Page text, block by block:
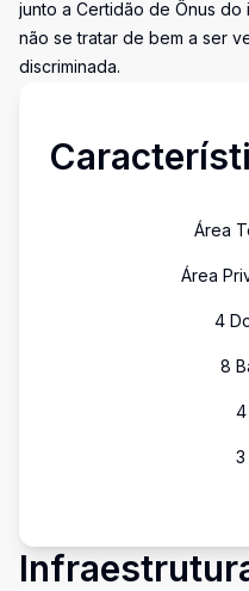
junto a Certidão de Ônus
não se tratar de bem a ser
discriminada.
Área
Área
4
8
4
3